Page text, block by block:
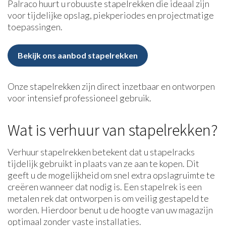
Palraco huurt u robuuste stapelrekken die ideaal zijn
voor tijdelijke opslag, piekperiodes en projectmatige
toepassingen.
Bekijk ons aanbod stapelrekken
Onze stapelrekken zijn direct inzetbaar en ontworpen
voor intensief professioneel gebruik.
Wat is verhuur van stapelrekken?
Verhuur stapelrekken betekent dat u stapelracks
tijdelijk gebruikt in plaats van ze aan te kopen. Dit
geeft u de mogelijkheid om snel extra opslagruimte te
creëren wanneer dat nodig is. Een stapelrek is een
metalen rek dat ontworpen is om veilig gestapeld te
worden. Hierdoor benut u de hoogte van uw magazijn
optimaal zonder vaste installaties.